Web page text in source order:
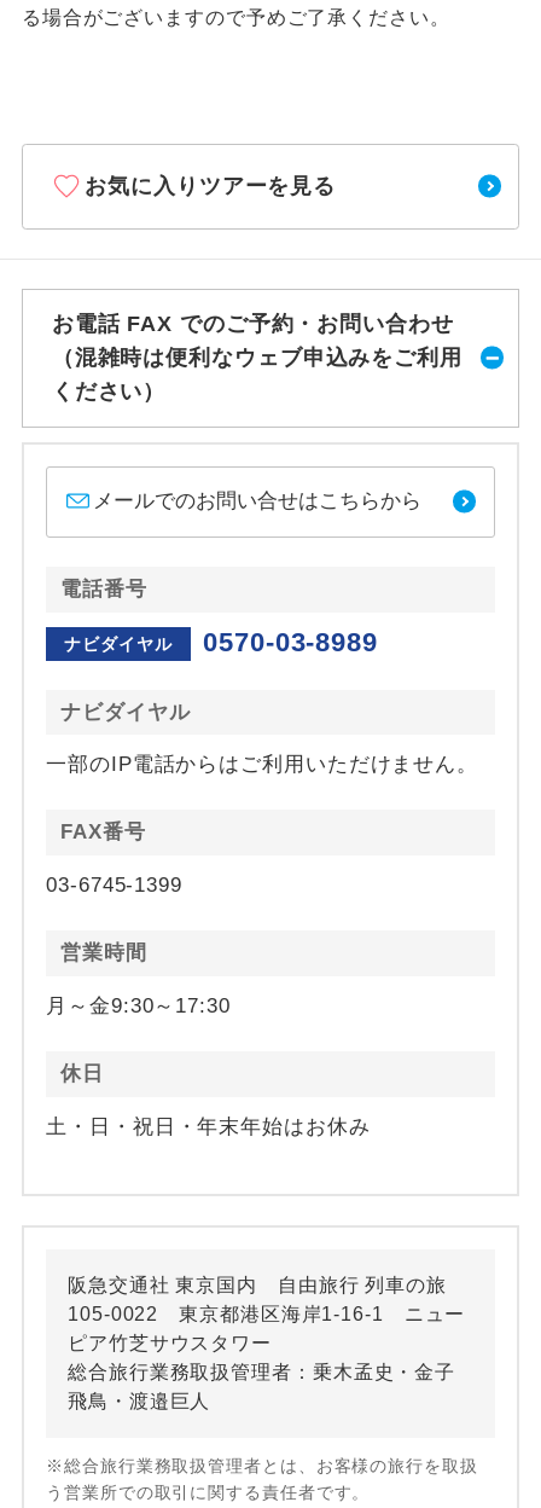
る場合がございますので予めご了承ください。
お気に入りツアーを見る
お電話 FAX でのご予約・お問い合わせ
（混雑時は便利なウェブ申込みをご利用
ください）
メールでのお問い合せはこちらから
電話番号
ナビダイヤル 0570-03-8989
ナビダイヤル
一部のIP電話からはご利用いただけません。
FAX番号
03-6745-1399
営業時間
月～金9:30～17:30
休日
土・日・祝日・年末年始はお休み
阪急交通社 東京国内 自由旅行 列車の旅
105-0022 東京都港区海岸1-16-1 ニュー
ピア竹芝サウスタワー
総合旅行業務取扱管理者：乗木孟史・金子
飛鳥・渡邉巨人
※総合旅行業務取扱管理者とは、お客様の旅行を取扱
う営業所での取引に関する責任者です。